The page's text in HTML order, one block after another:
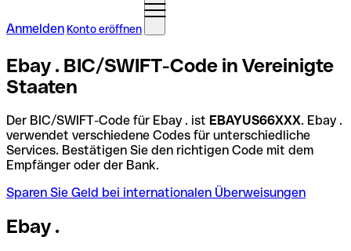
Anmelden Konto eröffnen
Ebay . BIC/SWIFT-Code in Vereinigte
Staaten
Der BIC/SWIFT-Code für Ebay . ist EBAYUS66XXX. Ebay .
verwendet verschiedene Codes für unterschiedliche
Services. Bestätigen Sie den richtigen Code mit dem
Empfänger oder der Bank.
Sparen Sie Geld bei internationalen Überweisungen
Ebay .